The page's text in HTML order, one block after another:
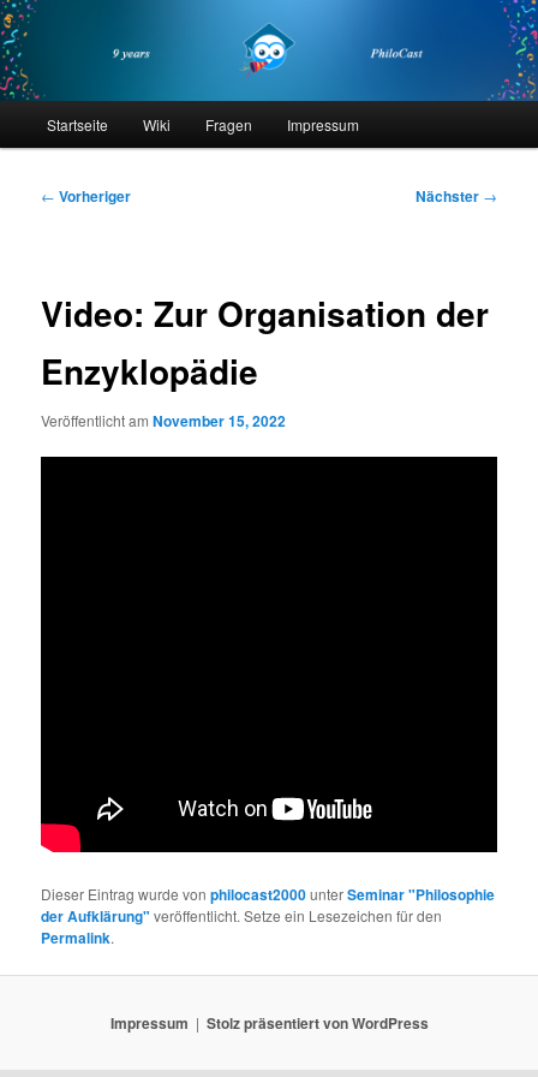
Zum
primären
Inhalt
springenphilocast
Startseite Wiki Fragen Impressum
Beitragsnavigation
← Vorheriger Nächster →
Video: Zur Organisation der
Enzyklopädie
Veröffentlicht amNovember 15, 2022
Dieser Eintrag wurde vonphilocast2000unterSeminar "Philosophie
der Aufklärung" veröffentlicht. Setze ein Lesezeichen für den
Permalink.
Impressum Stolz präsentiert von WordPress